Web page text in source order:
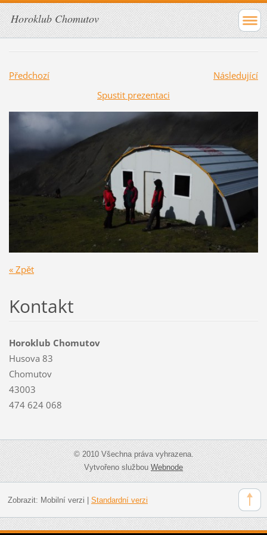
Horoklub Chomutov
Předchozí
Následující
Spustit prezentaci
« Zpět
Kontakt
Horoklub Chomutov
Husova 83
Chomutov
43003
474 624 068
© 2010 Všechna práva vyhrazena.
Vytvořeno službouWebnode
Zobrazit: Mobilní verzi Standardní verzi